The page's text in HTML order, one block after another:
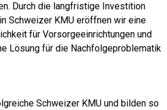
Durch die langfristige Investition
Schweizer KMU eröffnen wir eine
für Vorsorgeeinrichtungen und
Lösung für die Nachfolgeproblematik
Schweizer KMU und bilden so